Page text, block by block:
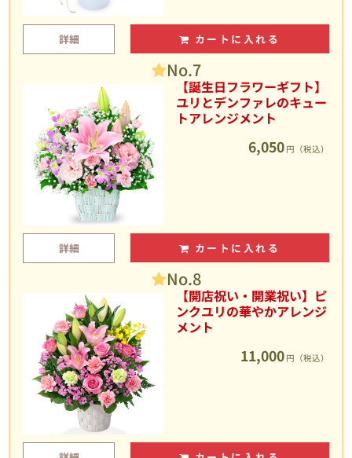
詳細 カートに入れる
No.7
【誕生日フラワーギフト】
ユリとデンファレのキュー
トアレンジメント
6,050 円（税込）
詳細 カートに入れる
No.8
【開店祝い・開業祝い】ピ
ンクユリの華やかアレンジ
メント
11,000 円（税込）